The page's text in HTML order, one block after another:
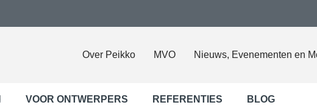
Over Peikko MVO Nieuws, Evenementen en
VOOR ONTWERPERS REFERENTIES BLOG